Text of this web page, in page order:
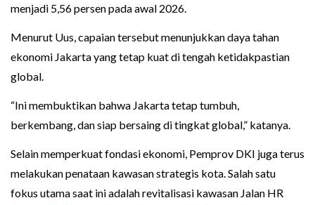
menjadi 5,56 persen pada awal 2026.
Menurut Uus, capaian tersebut menunjukkan daya tahan
ekonomi Jakarta yang tetap kuat di tengah ketidakpastian
global.
“Ini membuktikan bahwa Jakarta tetap tumbuh,
berkembang, dan siap bersaing di tingkat global,” katanya.
Selain memperkuat fondasi ekonomi, Pemprov DKI juga terus
melakukan penataan kawasan strategis kota. Salah satu
fokus utama saat ini adalah revitalisasi kawasan Jalan HR